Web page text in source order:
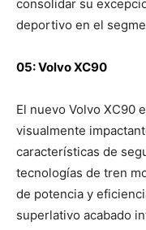
consolidar su
deportivo en el
05: Volvo XC90
El nuevo Volvo XC90
visualmente
características de
tecnologías de tren
de potencia y
superlativo acabado